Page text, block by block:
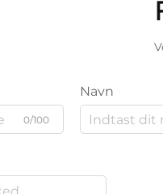
0/100
Navn